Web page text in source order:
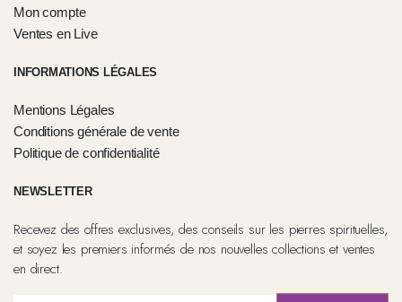
Mon compte
Ventes en Live
INFORMATIONS LÉGALES
Mentions Légales
Conditions générale de vente
Politique de confidentialité
NEWSLETTER
Recevez des offres exclusives, des conseils sur les pierres spirituelles,
et soyez les premiers informés de nos nouvelles collections et ventes
en direct.